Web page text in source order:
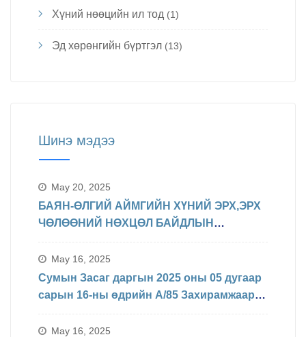
Хүний нөөцийн ил тод (1)
Эд хөрөнгийн бүртгэл (13)
Шинэ мэдээ
May 20, 2025
БАЯН-ӨЛГИЙ АЙМГИЙН ХҮНИЙ ЭРХ,ЭРХ
ЧӨЛӨӨНИЙ НӨХЦӨЛ БАЙДЛЫН
May 16, 2025
Сумын Засаг даргын 2025 оны 05 дугаар
сарын 16-ны өдрийн А/85 Захирамжаар
явагдахаар болсон.
May 16, 2025